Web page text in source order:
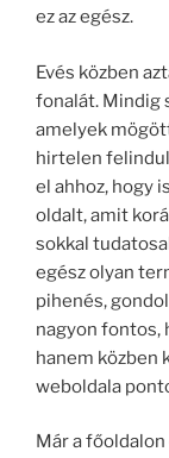
ez az egész.
Evés közben
fonalát. Mindig
amelyek
hirtelen
el ahhoz, hogy
oldalt, amit
sokkal
egész olyan
pihenés,
nagyon fontos,
hanem közben
weboldala
Már a